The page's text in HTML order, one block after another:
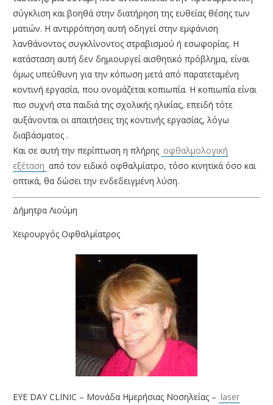
σύγκλιση και βοηθά στην διατήρηση της ευθείας θέσης των
ματιών. Η αντιρρόπηση αυτή οδηγεί στην εμφάνιση
λανθάνοντος συγκλίνοντος στραβισμού ή εσωφορίας. Η
κατάσταση αυτή δεν δημιουργεί αισθητικό πρόβλημα, είναι
όμως υπεύθυνη για την κόπωση μετά από παρατεταμένη
κοντινή εργασία, που ονομάζεται κοπιωπία. Η κοπιωπία είναι
πιο συχνή στα παιδιά της σχολικής ηλικίας, επειδή τότε
αυξάνονται οι απαιτήσεις της κοντινής εργασίας, λόγω
διαβάσματος .
Και σε αυτή την περίπτωση η πλήρης οφθαλμολογική
εξέταση από τον ειδικό οφθαλμίατρο, τόσο κινητικά όσο και
οπτικά, θα δώσει την ενδεδειγμένη λύση.
Δήμητρα Λιούμη
Χειρουργός Οφθαλμίατρος
EYE DAY CLINIC – Μονάδα Ημερήσιας Νοσηλείας – laser